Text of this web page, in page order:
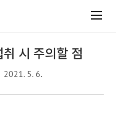
시 주의할 점
2021. 5. 6.